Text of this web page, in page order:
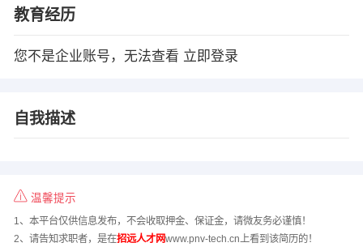
教育经历
您不是企业账号，无法查看 立即登录
自我描述
温馨提示
1、本平台仅供信息发布，不会收取押金、保证金，请微友务必谨慎！
2、请告知求职者，是在招远人才网www.pnv-tech.cn上看到该简历的！